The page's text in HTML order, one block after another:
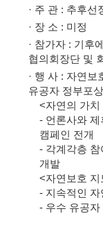
· 주 관 : 추후선
· 장 소 : 미정
· 참가자 : 기후
협의회장단 및
· 행 사 : 자연보
유공자 정부포
<자연의 가
- 언론사와
캠페인 전개
- 각계각층
개발
<자연보호
- 지속적인
- 우수 유공자